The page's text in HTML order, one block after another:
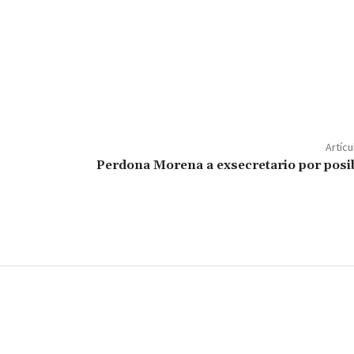
Perdona Morena a exsecretario por